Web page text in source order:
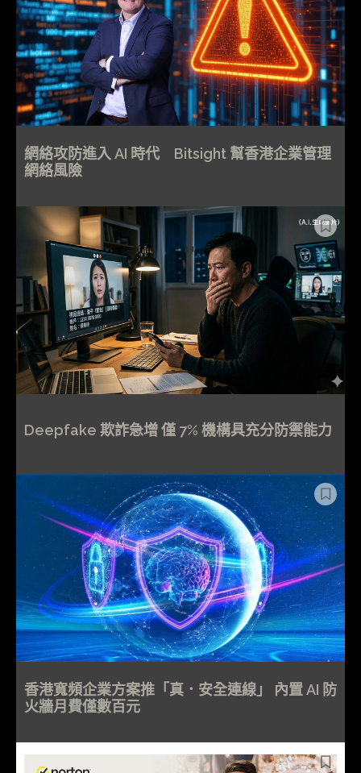
網絡攻防進入 AI 時代 Bitsight 幫香港企業管理
網絡風險
Deepfake 欺詐急增 僅 7% 機構具充分防禦能力
香港寬頻企業方案推「真．安全連線」 內置 AI 防
火牆月費僅數百元